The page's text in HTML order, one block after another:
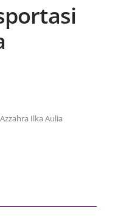
Azzahra Ilka Aulia